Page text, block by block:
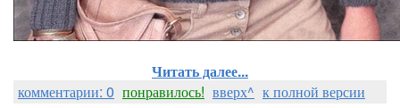
Читать далее...
комментарии: 0 понравилось! вверх^ к полной версии